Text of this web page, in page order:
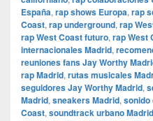
España, rap shows Europa, rap
Coast, rap underground, rap
rap West Coast futuro, rap West
internacionales Madrid,
reuniones fans Jay Worthy
rap Madrid, rutas musicales
seguidores Jay Worthy Madrid,
Madrid, sneakers Madrid, sonido
Coast, soundtrack urbano Madrid